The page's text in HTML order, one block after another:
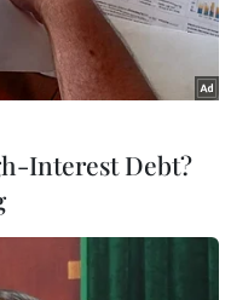
Interest Debt?